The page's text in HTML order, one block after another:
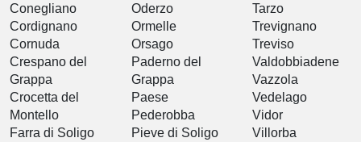
Conegliano
Cordignano
Cornuda
Crespano del
Grappa
Crocetta del
Montello
Farra di Soligo
Oderzo
Ormelle
Orsago
Paderno del
Grappa
Paese
Pederobba
Pieve di Soligo
Tarzo
Trevignano
Treviso
Valdobbiadene
Vazzola
Vedelago
Vidor
Villorba